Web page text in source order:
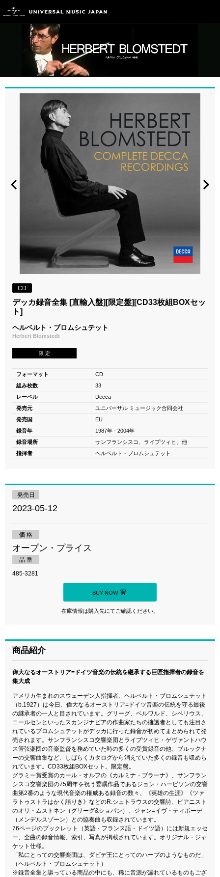
CD
デッカ録音全集 [直輸入盤][限定盤][CD33枚組BOXセッ
ト]
ヘルベルト・ブロムシュテット
Herbert Blomstedt
限 定
フォーマット
CD
組み枚数
33
レーベル
Decca
発売元
ユニバーサル ミュージック合同会社
発売国
EU
録音年
1987年 - 2004年
録音場所
サンフランシスコ、ライプツィヒ、他
指揮者
ヘルベルト・ブロムシュテット
発売日
2023-05-12
価 格
オープン・プライス
品 番
485-3281
BUY NOW
在庫情報は購入先にてご確認ください。
商品紹介
偉大なるオーストリア=ドイツ音楽の伝統を継承する巨匠指揮者の録音を
集大成
アメリカ生まれのスウェーデン人指揮者、ヘルベルト・ブロムシュテット
（b.1927）は今日、偉大なるオーストリア=ドイツ音楽の伝統を守る最後
の継承者の一人と目されています。グリーグ、ベルワルド、シベリウス、
ニールセンといったスカンジナビアの作曲家たちの擁護者としても注目さ
れているブロムシュテットがデッカに行った録音が初めてまとめられて発
売されます。サンフランシスコ交響楽団とライプツィヒ・ゲヴァントハウ
ス管弦楽団の音楽監督を務めていた時の多くの受賞録音の他、ブルックナ
ーの交響曲集など、しばらくカタログから消えていた多くの録音も収めら
れています。CD33枚組BOXセット。限定盤。
グラミー賞受賞のカール・オルフの《カルミナ・ブラーナ》、サンフラン
シスコ交響楽団の75周年を祝う委嘱作品であるジョン・ハービソンの交響
曲第2番のような現代音楽の権威ある録音の数々、《英雄の生涯》《ツァ
ラトゥストラはかく語りき》などのR.シュトラウスの交響詩、ピアニスト
のオリ・ムストネン（グリーグ&ショパン）、ジャン=イヴ・ティボーデ
（メンデルスゾーン）との協奏曲も収録されています。
76ページのブックレット（英語・フランス語・ドイツ語）には新規エッセ
ー、全曲の録音情報、索引、写真が掲載されています。オリジナル・ジャ
ケット仕様。
「私にとっての交響楽団は、ダビデ王にとってのハープのようなものだ」
（ヘルベルト・ブロムシュテット）
※録音全集と謳っている商品の中にも、稀に音源が漏れているものもござ